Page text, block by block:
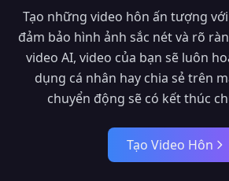
Tạo những video hôn ấn tượng
đảm bảo hình ảnh sắc nét và rõ
video AI, video của bạn sẽ luôn
dụng cá nhân hay chia sẻ trên
chuyển động sẽ có kết thúc
Tạo Video Hôn